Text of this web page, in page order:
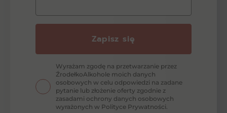
Zapisz się
Wyrażam zgodę na przetwarzanie przez
ŹrodełkoAlkohole moich danych
osobowych w celu odpowiedzi na zadane
pytanie lub złożenie oferty zgodnie z
zasadami ochrony danych osobowych
wyrażonych w Polityce Prywatności.